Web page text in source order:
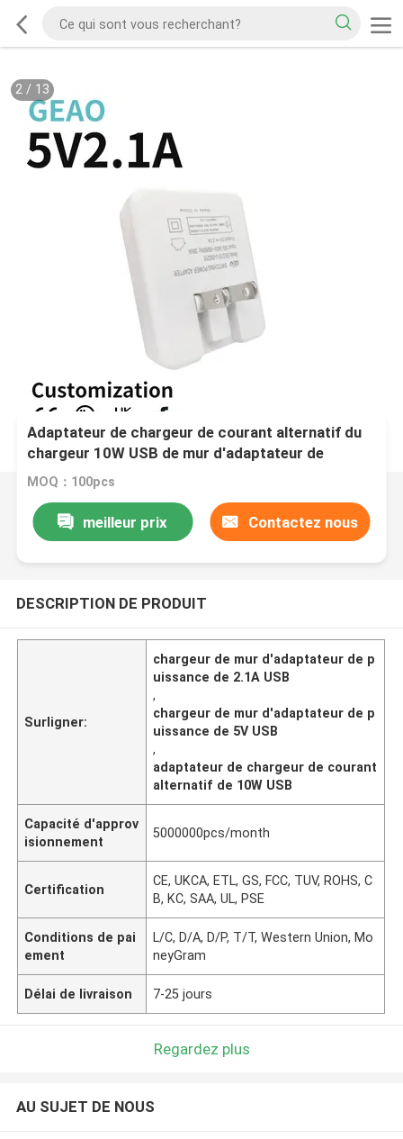
2/ 13
Adaptateur de chargeur de courant alternatif du
chargeur 10W USB de mur d'adaptateur de
puissance de 5V 2.1A USB
MOQ：100pcs
meilleur prix Contactez nous
DESCRIPTION DE PRODUIT
Surligner:
chargeur de mur d'adaptateur de p
uissance de 2.1A USB
,
chargeur de mur d'adaptateur de p
uissance de 5V USB
,
adaptateur de chargeur de courant
alternatif de 10W USB
Capacité d'approv
isionnement
5000000pcs/month
Certification
CE, UKCA, ETL, GS, FCC, TUV, ROHS, C
B, KC, SAA, UL, PSE
Conditions de pai
ement
L/C, D/A, D/P, T/T, Western Union, Mo
neyGram
Délai de livraison 7-25 jours
Regardez plus
AU SUJET DE NOUS